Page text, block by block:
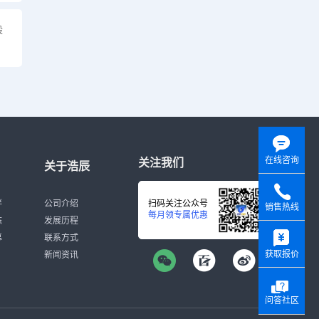
关于浩辰
公司介绍
发展历程
联系方式
新闻资讯
关注我们
扫码关注公众号
每月领专属优惠
在线咨询
销售热线
获取报价
问答社区